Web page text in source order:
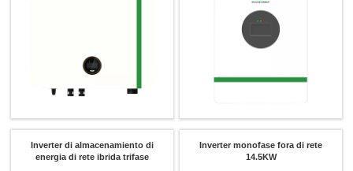
Inverter di almacenamiento di
energia di rete ibrida trifase
Inverter monofase fora di rete
14.5KW